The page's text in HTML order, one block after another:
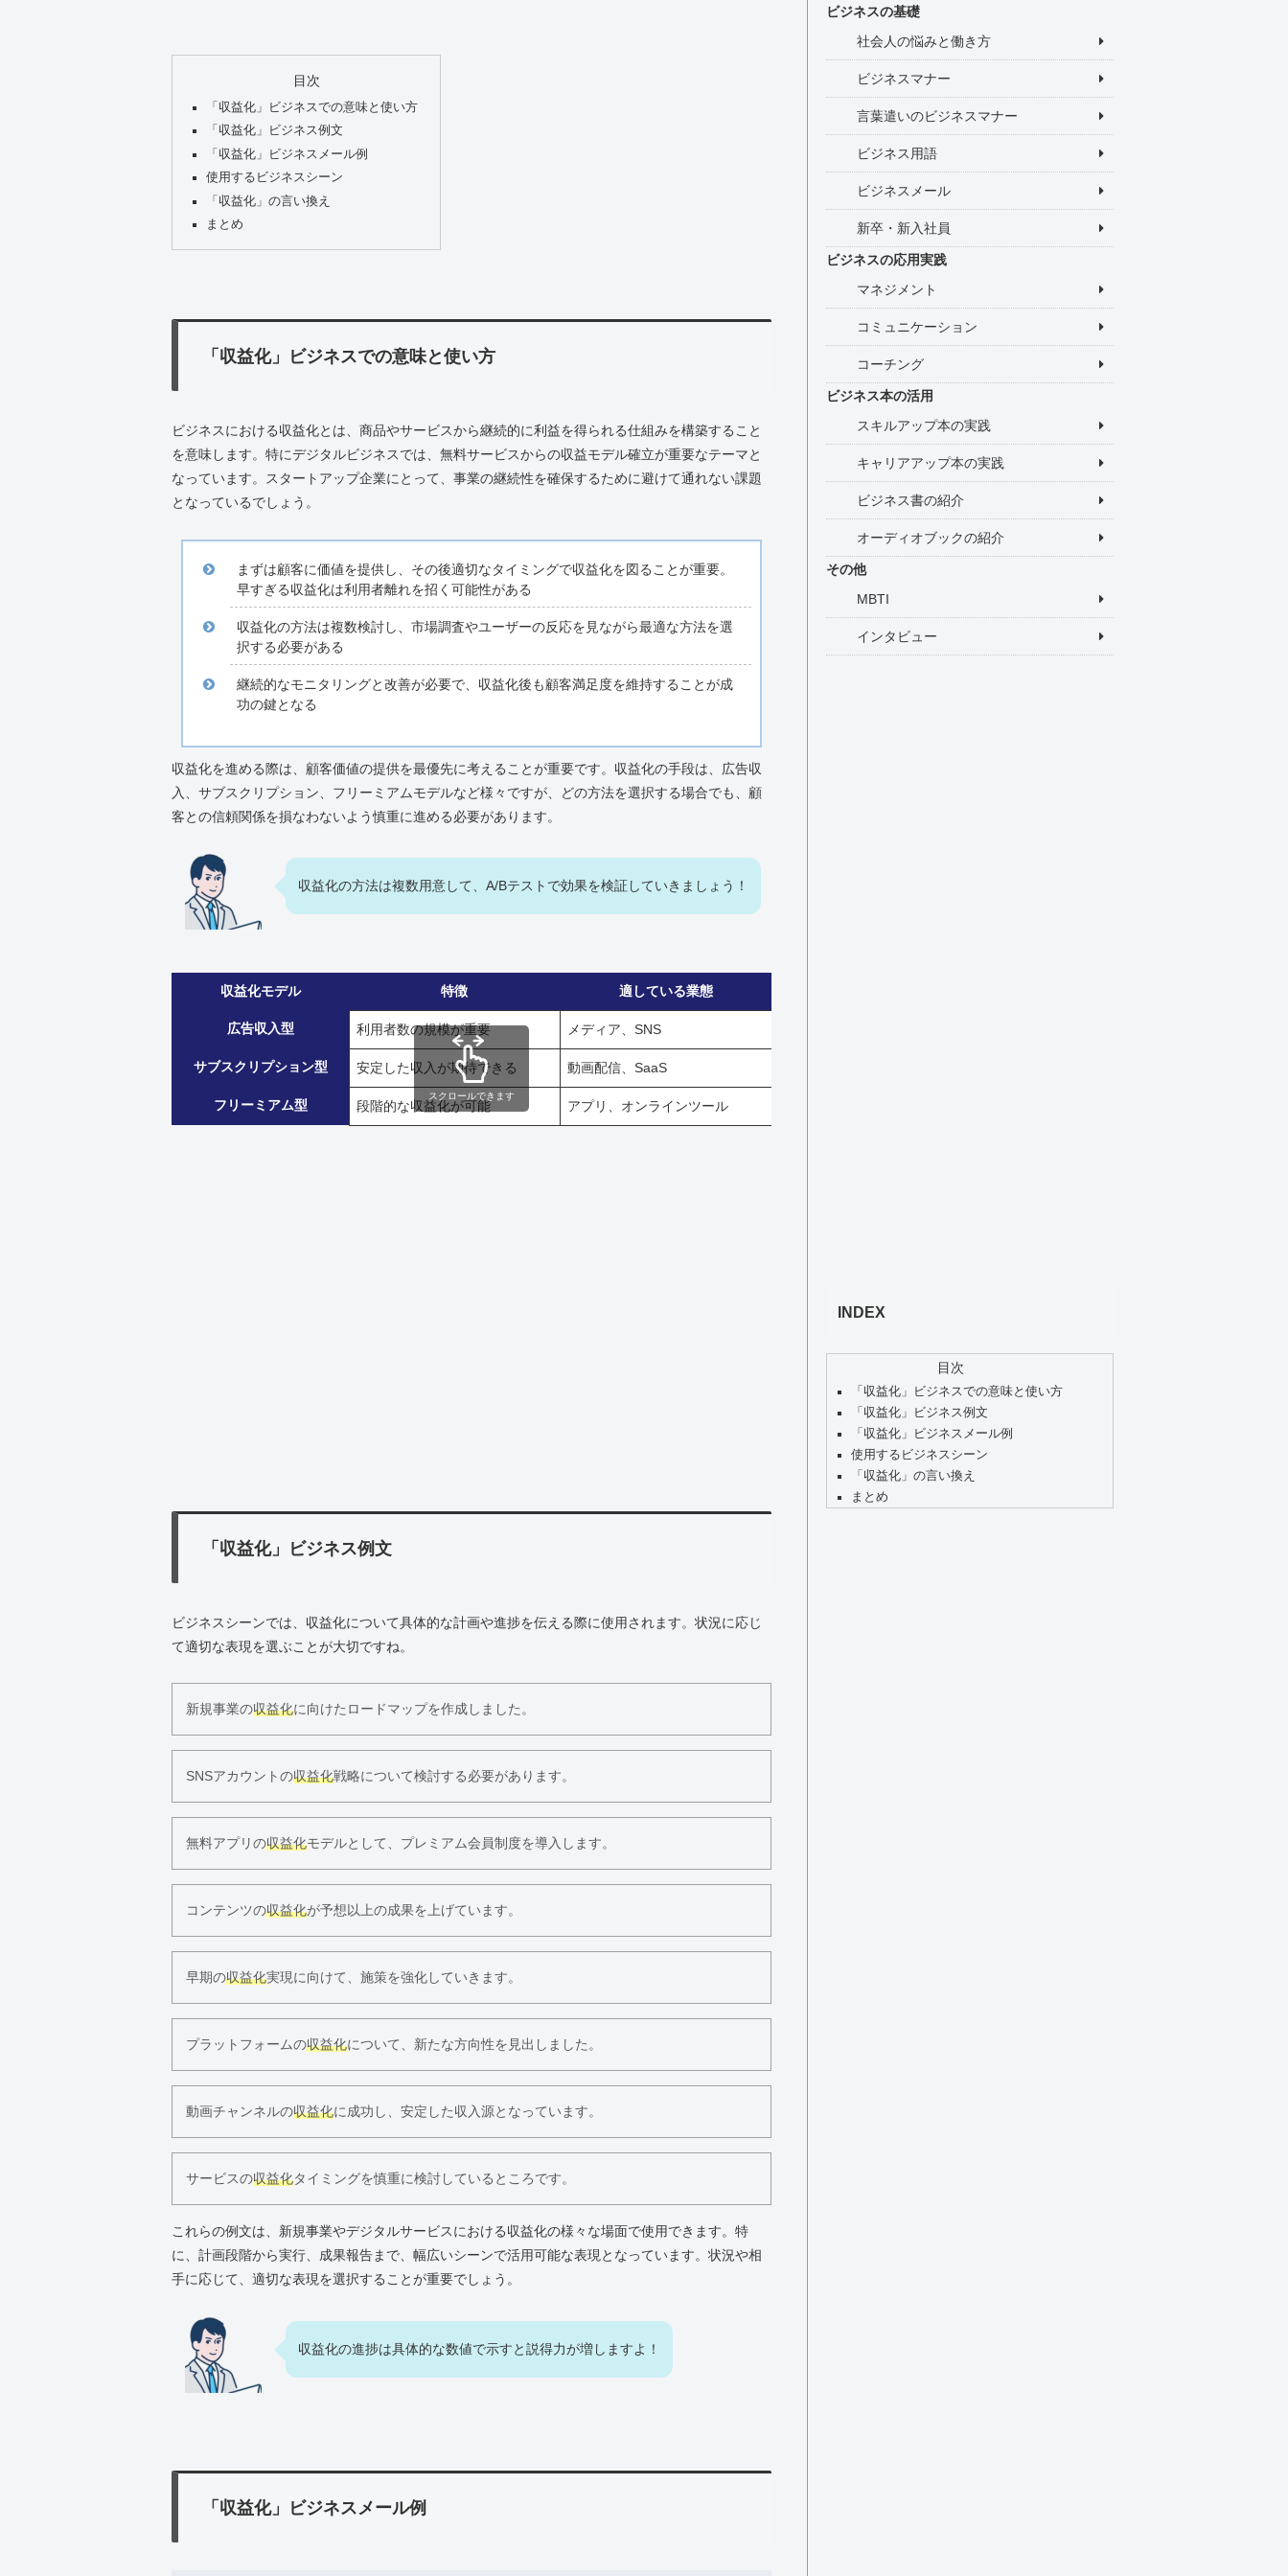
目次
「収益化」ビジネスでの意味と使い方
「収益化」ビジネス例文
「収益化」ビジネスメール例
使用するビジネスシーン
「収益化」の言い換え
まとめ
「収益化」ビジネスでの意味と使い方
ビジネスにおける収益化とは、商品やサービスから継続的に利益を得られる仕組みを構築すること
を意味します。特にデジタルビジネスでは、無料サービスからの収益モデル確立が重要なテーマと
なっています。スタートアップ企業にとって、事業の継続性を確保するために避けて通れない課題
となっているでしょう。
まずは顧客に価値を提供し、その後適切なタイミングで収益化を図ることが重要。
早すぎる収益化は利用者離れを招く可能性がある
収益化の方法は複数検討し、市場調査やユーザーの反応を見ながら最適な方法を選
択する必要がある
継続的なモニタリングと改善が必要で、収益化後も顧客満足度を維持することが成
功の鍵となる
収益化を進める際は、顧客価値の提供を最優先に考えることが重要です。収益化の手段は、広告収
入、サブスクリプション、フリーミアムモデルなど様々ですが、どの方法を選択する場合でも、顧
客との信頼関係を損なわないよう慎重に進める必要があります。
収益化の方法は複数用意して、A/Bテストで効果を検証していきましょう！
収益化モデル 特徴 適している業態
広告収入型 利用者数の規模が重要 メディア、SNS
サブスクリプション型 安定した収入が期待できる 動画配信、SaaS
フリーミアム型 段階的な収益化が可能 アプリ、オンラインツール
スクロールできます
「収益化」ビジネス例文
ビジネスシーンでは、収益化について具体的な計画や進捗を伝える際に使用されます。状況に応じ
て適切な表現を選ぶことが大切ですね。
新規事業の収益化に向けたロードマップを作成しました。
SNSアカウントの収益化戦略について検討する必要があります。
無料アプリの収益化モデルとして、プレミアム会員制度を導入します。
コンテンツの収益化が予想以上の成果を上げています。
早期の収益化実現に向けて、施策を強化していきます。
プラットフォームの収益化について、新たな方向性を見出しました。
動画チャンネルの収益化に成功し、安定した収入源となっています。
サービスの収益化タイミングを慎重に検討しているところです。
これらの例文は、新規事業やデジタルサービスにおける収益化の様々な場面で使用できます。特
に、計画段階から実行、成果報告まで、幅広いシーンで活用可能な表現となっています。状況や相
手に応じて、適切な表現を選択することが重要でしょう。
収益化の進捗は具体的な数値で示すと説得力が増しますよ！
「収益化」ビジネスメール例
ビジネスの基礎
社会人の悩みと働き方
ビジネスマナー
言葉遣いのビジネスマナー
ビジネス用語
ビジネスメール
新卒・新入社員
ビジネスの応用実践
マネジメント
コミュニケーション
コーチング
ビジネス本の活用
スキルアップ本の実践
キャリアアップ本の実践
ビジネス書の紹介
オーディオブックの紹介
その他
MBTI
インタビュー
INDEX
目次
「収益化」ビジネスでの意味と使い方
「収益化」ビジネス例文
「収益化」ビジネスメール例
使用するビジネスシーン
「収益化」の言い換え
まとめ